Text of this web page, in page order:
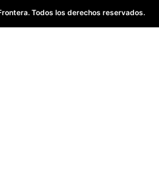
Todos los derechos reservados.